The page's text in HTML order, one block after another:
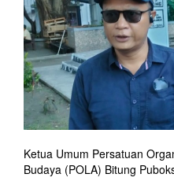
Ketua Umum Persatuan
Budaya (POLA) Bitung